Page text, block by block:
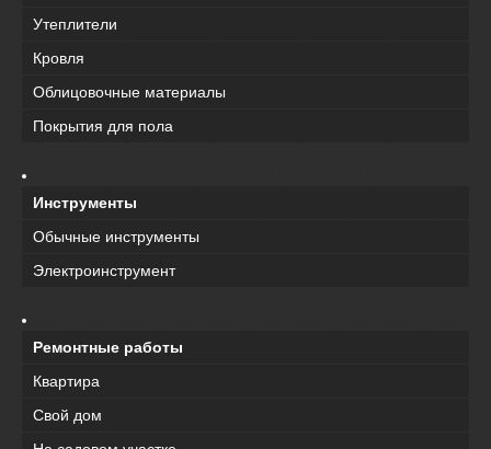
Утеплители
Кровля
Облицовочные материалы
Покрытия для пола
Инструменты
Обычные инструменты
Электроинструмент
Ремонтные работы
Квартира
Свой дом